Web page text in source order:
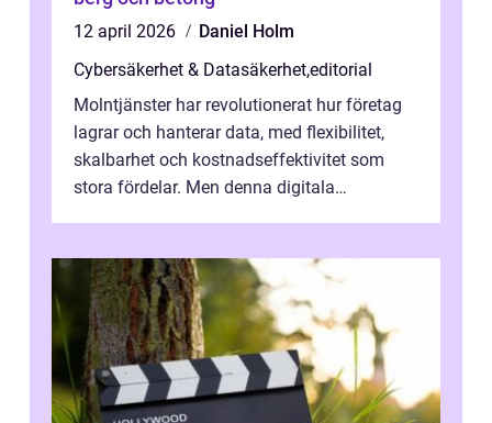
12 april 2026
Daniel Holm
Cybersäkerhet & Datasäkerhet,editorial
Molntjänster har revolutionerat hur företag
lagrar och hanterar data, med flexibilitet,
skalbarhet och kostnadseffektivitet som
stora fördelar. Men denna digitala